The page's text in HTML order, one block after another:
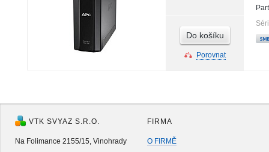
Do košíku
Porovnat
VTK SVYAZ S.R.O.
Na Folimance 2155/15, Vinohrady
FIRMA
O FIRMĚ